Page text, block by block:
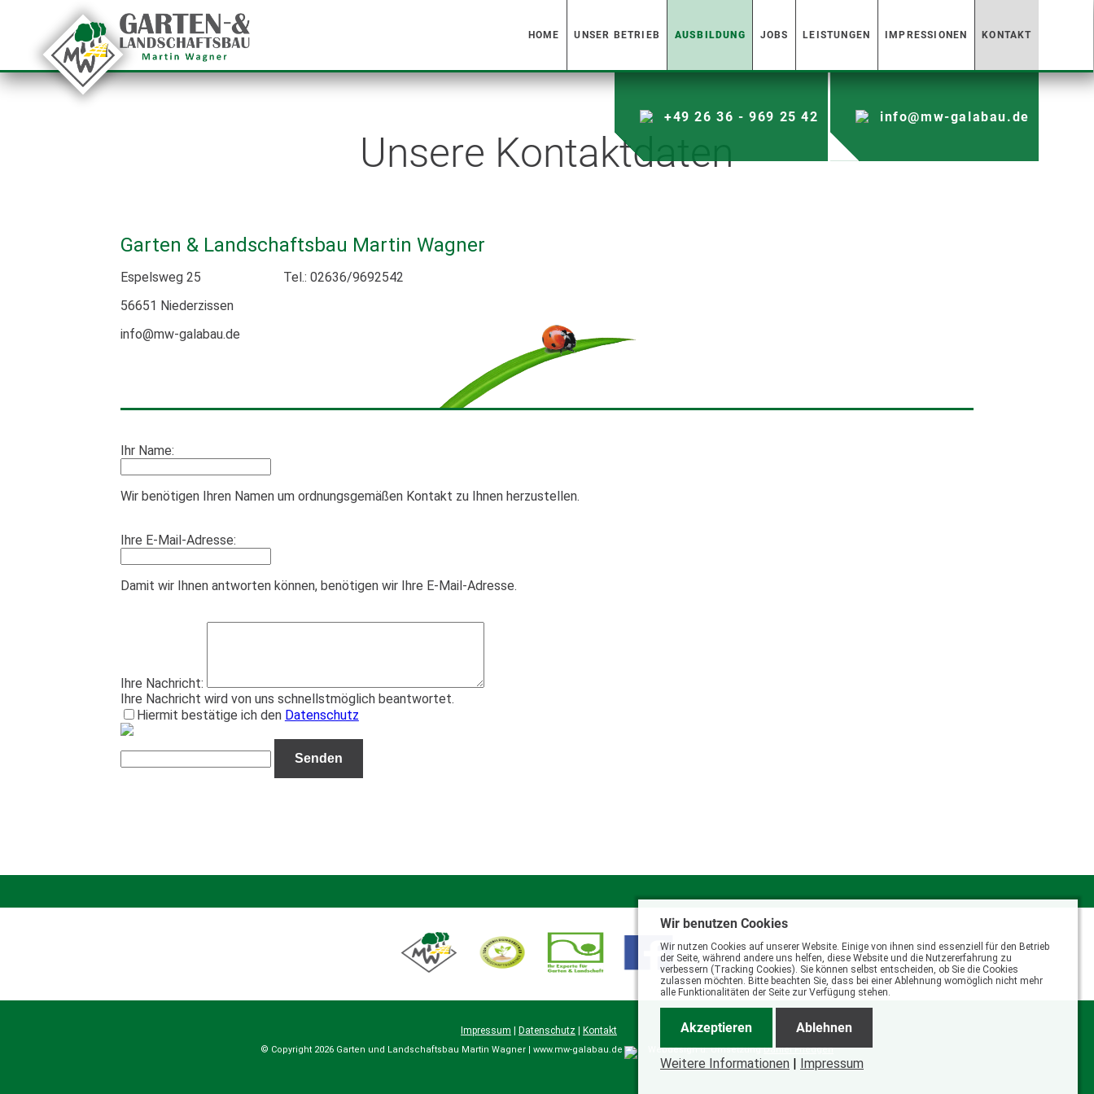
HOME UNSER BETRIEB AUSBILDUNG JOBS LEISTUNGEN IMPRESSIONEN KONTAKT
info@mw-galabau.de
+49 26 36 - 969 25 42
Unsere Kontaktdaten
Garten & Landschaftsbau Martin Wagner
Espelsweg 25
56651 Niederzissen
info@mw-galabau.de
Tel.: 02636/9692542
Ihr Name:
Wir benötigen Ihren Namen um ordnungsgemäßen Kontakt zu Ihnen herzustellen.
Ihre E-Mail-Adresse:
Damit wir Ihnen antworten können, benötigen wir Ihre E-Mail-Adresse.
Ihre Nachricht:
Ihre Nachricht wird von uns schnellstmöglich beantwortet.
Hiermit bestätige ich den Datenschutz
Impressum Datenschutz Kontakt
© Copyright 2026 Garten und Landschaftsbau Martin Wagner | www.mw-galabau.de Webdesign u. UmsetzungDaniel Friedgen
Wir benutzen Cookies
Wir nutzen Cookies auf unserer Website. Einige von ihnen sind essenziell für den Betrieb
der Seite, während andere uns helfen, diese Website und die Nutzererfahrung zu
verbessern (Tracking Cookies). Sie können selbst entscheiden, ob Sie die Cookies
zulassen möchten. Bitte beachten Sie, dass bei einer Ablehnung womöglich nicht mehr
alle Funktionalitäten der Seite zur Verfügung stehen.
Akzeptieren Ablehnen
Weitere Informationen | Impressum